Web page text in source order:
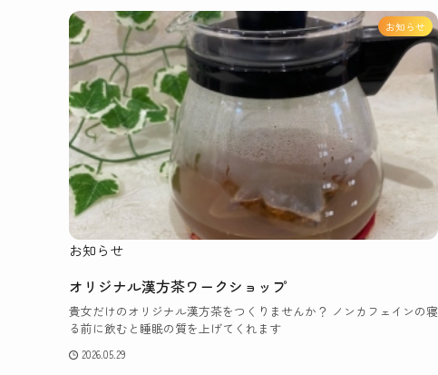
お知らせ
お知らせ
オリジナル漢方茶ワークショップ
貴女だけのオリジナル漢方茶をつくりませんか？ ノンカフェインの寝
る前に飲むと睡眠の質を上げてくれます
2026.05.29